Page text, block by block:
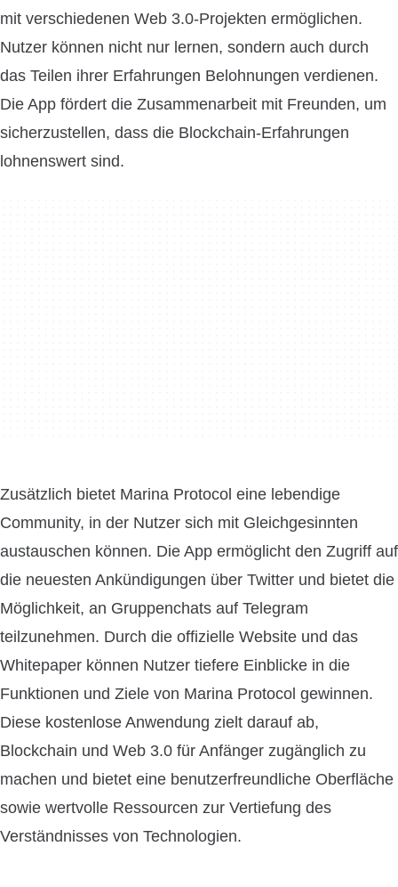
mit verschiedenen Web 3.0-Projekten ermöglichen.
Nutzer können nicht nur lernen, sondern auch durch
das Teilen ihrer Erfahrungen Belohnungen verdienen.
Die App fördert die Zusammenarbeit mit Freunden, um
sicherzustellen, dass die Blockchain-Erfahrungen
lohnenswert sind.
Zusätzlich bietet Marina Protocol eine lebendige
Community, in der Nutzer sich mit Gleichgesinnten
austauschen können. Die App ermöglicht den Zugriff auf
die neuesten Ankündigungen über Twitter und bietet die
Möglichkeit, an Gruppenchats auf Telegram
teilzunehmen. Durch die offizielle Website und das
Whitepaper können Nutzer tiefere Einblicke in die
Funktionen und Ziele von Marina Protocol gewinnen.
Diese kostenlose Anwendung zielt darauf ab,
Blockchain und Web 3.0 für Anfänger zugänglich zu
machen und bietet eine benutzerfreundliche Oberfläche
sowie wertvolle Ressourcen zur Vertiefung des
Verständnisses von Technologien.